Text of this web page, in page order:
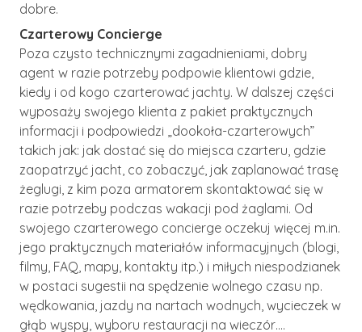
dobre.
Czarterowy Concierge
Poza czysto technicznymi zagadnieniami, dobry
agent w razie potrzeby podpowie klientowi gdzie,
kiedy i od kogo czarterować jachty. W dalszej części
wyposaży swojego klienta z pakiet praktycznych
informacji i podpowiedzi „dookoła-czarterowych”
takich jak: jak dostać się do miejsca czarteru, gdzie
zaopatrzyć jacht, co zobaczyć, jak zaplanować trasę
żeglugi, z kim poza armatorem skontaktować się w
razie potrzeby podczas wakacji pod żaglami. Od
swojego czarterowego concierge oczekuj więcej m.in.
jego praktycznych materiałów informacyjnych (blogi,
filmy, FAQ, mapy, kontakty itp.) i miłych niespodzianek
w postaci sugestii na spędzenie wolnego czasu np.
wędkowania, jazdy na nartach wodnych, wycieczek w
głąb wyspy, wyboru restauracji na wieczór….